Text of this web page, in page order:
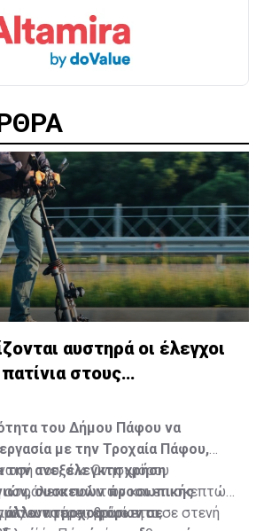
αυστηρά οι έλεγχοι
στους
του Δήμου Πάφου να
με την Τροχαία Πάφου,
την ανεξέλεγκτη χρήση
συσκευών προσωπικής
άλλων τροχοφόρων σε
του, ο κ. Ονησιφόρου
ασφάλεια πολιτών και επισκεπτών
προτεραιότητα,
αναφέρει, βρίσκεται σε στενή